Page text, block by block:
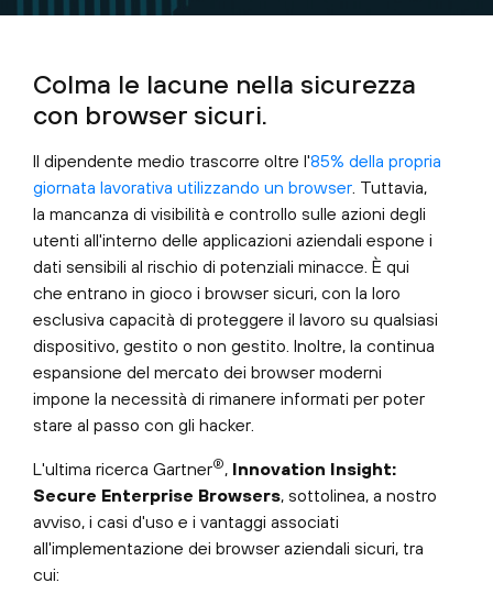
Colma le lacune nella sicurezza
con browser sicuri.
Il dipendente medio trascorre oltre l'85% della propria
giornata lavorativa utilizzando un browser . Tuttavia,
la mancanza di visibilità e controllo sulle azioni degli
utenti all'interno delle applicazioni aziendali espone i
dati sensibili al rischio di potenziali minacce. È qui
che entrano in gioco i browser sicuri, con la loro
esclusiva capacità di proteggere il lavoro su qualsiasi
dispositivo, gestito o non gestito. Inoltre, la continua
espansione del mercato dei browser moderni
impone la necessità di rimanere informati per poter
stare al passo con gli hacker.
L'ultima ricerca Gartner®, Innovation Insight:
Secure Enterprise Browsers, sottolinea, a nostro
avviso, i casi d'uso e i vantaggi associati
all'implementazione dei browser aziendali sicuri, tra
cui: